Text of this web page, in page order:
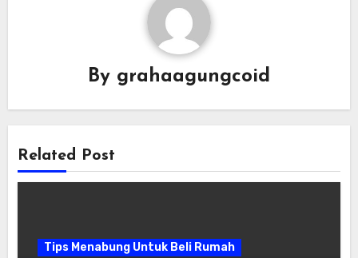
By grahaagungcoid
Related Post
Tips Menabung Untuk Beli Rumah